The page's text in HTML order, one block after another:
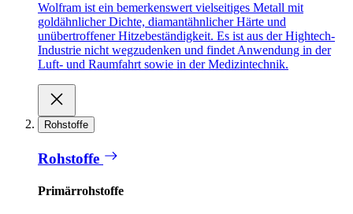
Wolfram ist ein bemerkenswert vielseitiges Metall mit
goldähnlicher Dichte, diamantähnlicher Härte und
unübertroffener Hitzebeständigkeit. Es ist aus der Hightech-
Industrie nicht wegzudenken und findet Anwendung in der
Luft- und Raumfahrt sowie in der Medizintechnik.
Rohstoffe
Rohstoffe
Primärrohstoffe